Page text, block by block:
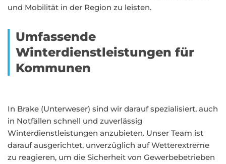
und Mobilität in der Region zu leisten.
Umfassende
Winterdienstleistungen für
Kommunen
In Brake (Unterweser) sind wir darauf spezialisiert, auch
in Notfällen schnell und zuverlässig
Winterdienstleistungen anzubieten. Unser Team ist
darauf ausgerichtet, unverzüglich auf Wetterextreme
zu reagieren, um die Sicherheit von Gewerbebetrieben